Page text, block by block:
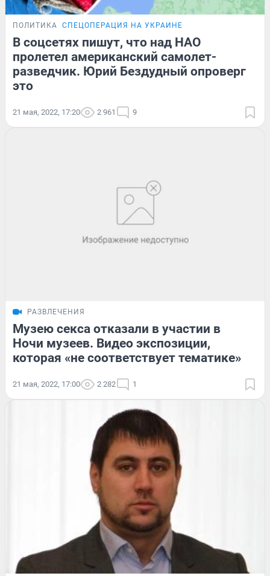
ПОЛИТИКА СПЕЦОПЕРАЦИЯ НА УКРАИНЕ
В соцсетях пишут, что над НАО
пролетел американский самолет-
разведчик. Юрий Бездудный опроверг
это
21 мая, 2022, 17:20 2 961 9
РАЗВЛЕЧЕНИЯ
Музею секса отказали в участии в
Ночи музеев. Видео экспозиции,
которая «не соответствует тематике»
21 мая, 2022, 17:00 2 282 1